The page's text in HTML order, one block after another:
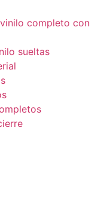
completo con
sueltas